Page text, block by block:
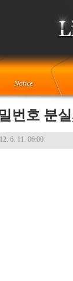
번호 분
6. 11. 06:00